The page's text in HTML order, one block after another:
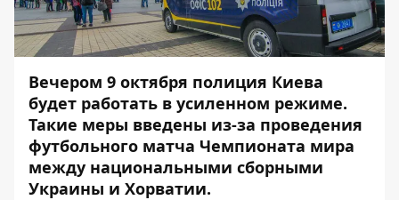
Вечером 9 октября полиция Киева
будет работать в усиленном режиме.
Такие меры введены из-за проведения
футбольного матча Чемпионата мира
между национальными сборными
Украины и Хорватии.